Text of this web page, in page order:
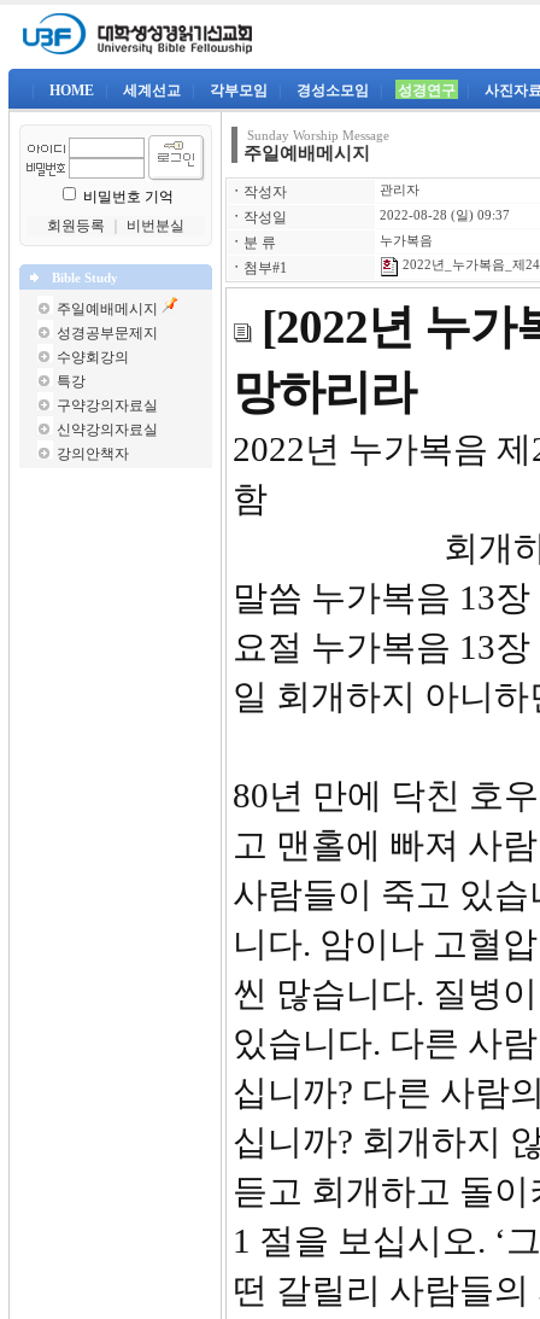
HOME 세계선교 각부모임 경성소모임 성경연구 사진자
비밀번호 기억
회원등록
비번분실
Bible Study
주일예배메시지
성경공부문제지
수양회강의
특강
구약강의자료실
신약강의자료실
강의안책자
Sunday Worship Message
주일예배메시지
ㆍ 작성자 관리자
ㆍ 작성일 2022-08-28 (일) 09:37
ㆍ 분 류 누가복음
ㆍ 첨부#1 2022년_누가복음_제
[2022년 누가
망하리라
2022년 누
함
회개하지 않
말씀 누가복음 13
요절 누가복음 13
일 회개하지 아니
80년 만에 닥친 호
고 맨홀에 빠져 사
사람들이 죽고 있
니다. 암이나 고혈
씬 많습니다. 질병
있습니다. 다른 사
십니까? 다른 사람
십니까? 회개하지
듣고 회개하고 돌
1 절을 보십시오. ‘
떤 갈릴리 사람들